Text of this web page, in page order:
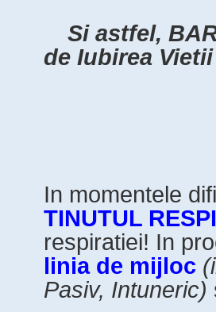
Si astfel,
de Iubirea
In momentele
TINUTUL
respiratiei! In
linia de mijloc
Pasiv, Intuneric)